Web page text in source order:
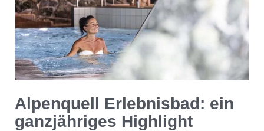
Alpenquell Erlebnisbad: ein
ganzjähriges Highlight